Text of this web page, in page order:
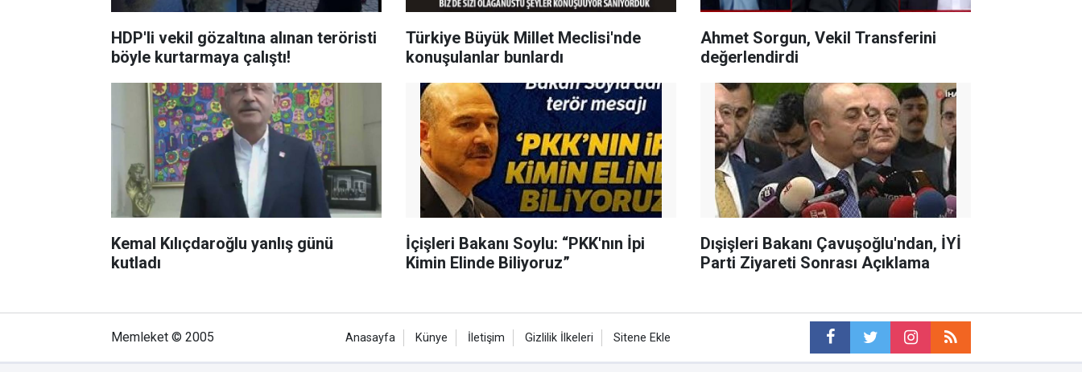
HDP'li vekil gözaltına alınan teröristi
böyle kurtarmaya çalıştı!
Türkiye Büyük Millet Meclisi'nde
konuşulanlar bunlardı
Ahmet Sorgun, Vekil Transferini
değerlendirdi
Kemal Kılıçdaroğlu yanlış günü
kutladı
İçişleri Bakanı Soylu: “PKK'nın İpi
Kimin Elinde Biliyoruz”
Dışişleri Bakanı Çavuşoğlu'ndan, İYİ
Parti Ziyareti Sonrası Açıklama
Memleket © 2005 Anasayfa Künye İletişim Gizlilik İlkeleri Sitene Ekle